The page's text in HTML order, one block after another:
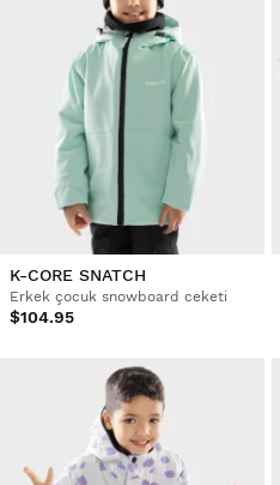
K-CORE SNATCH
Erkek çocuk snowboard ceketi
$104.95